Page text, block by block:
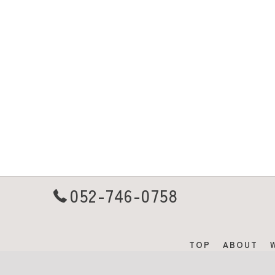
052-746-0758
TOP ABOUT